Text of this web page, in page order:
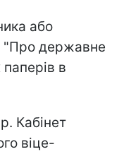
або
"Про державне
в
Кабінет
віце-